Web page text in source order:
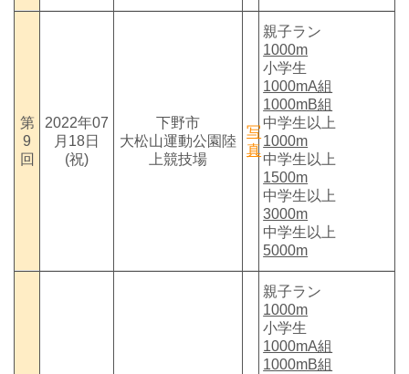
第
9
回
2022年07
月18日
(祝)
下野市
大松山運動公園陸
上競技場
写
真
親子ラン
1000m
小学生
1000mA組
1000mB組
中学生以上
1000m
中学生以上
1500m
中学生以上
3000m
中学生以上
5000m
親子ラン
1000m
小学生
1000mA組
1000mB組